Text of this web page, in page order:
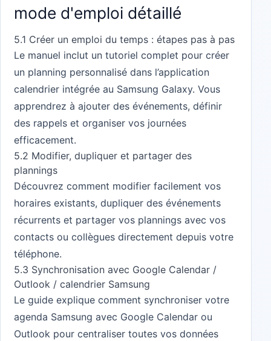
mode d'emploi détaillé
5.1 Créer un emploi du temps : étapes pas à pas
Le manuel inclut un tutoriel complet pour créer
un planning personnalisé dans l’application
calendrier intégrée au Samsung Galaxy. Vous
apprendrez à ajouter des événements, définir
des rappels et organiser vos journées
efficacement.
5.2 Modifier, dupliquer et partager des
plannings
Découvrez comment modifier facilement vos
horaires existants, dupliquer des événements
récurrents et partager vos plannings avec vos
contacts ou collègues directement depuis votre
téléphone.
5.3 Synchronisation avec Google Calendar /
Outlook / calendrier Samsung
Le guide explique comment synchroniser votre
agenda Samsung avec Google Calendar ou
Outlook pour centraliser toutes vos données